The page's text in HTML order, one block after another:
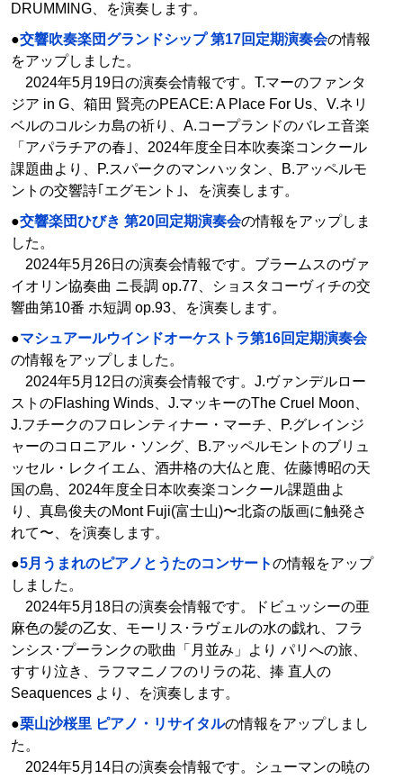
DRUMMING、を演奏します。
●交響吹奏楽団グランドシップ 第17回定期演奏会の情報
をアップしました。
2024年5月19日の演奏会情報です。T.マーのファンタ
ジア in G、箱田 賢亮のPEACE: A Place For Us、V.ネリ
ベルのコルシカ島の祈り、A.コープランドのバレエ音楽
「アパラチアの春｣、2024年度全日本吹奏楽コンクール
課題曲より、P.スパークのマンハッタン、B.アッペルモ
ントの交響詩｢エグモント｣、を演奏します。
●交響楽団ひびき 第20回定期演奏会の情報をアップしま
した。
2024年5月26日の演奏会情報です。ブラームスのヴァ
イオリン協奏曲 ニ長調 op.77、ショスタコーヴィチの交
響曲第10番 ホ短調 op.93、を演奏します。
●マシュアールウインドオーケストラ第16回定期演奏会
の情報をアップしました。
2024年5月12日の演奏会情報です。J.ヴァンデルロー
ストのFlashing Winds、J.マッキーのThe Cruel Moon、
J.フチークのフロレンティナー・マーチ、P.グレインジ
ャーのコロニアル・ソング、B.アッペルモントのブリュ
ッセル・レクイエム、酒井格の大仏と鹿、佐藤博昭の天
国の島、2024年度全日本吹奏楽コンクール課題曲よ
り、真島俊夫のMont Fuji(富士山)〜北斎の版画に触発さ
れて〜、を演奏します。
●5月うまれのピアノとうたのコンサートの情報をアップ
しました。
2024年5月18日の演奏会情報です。ドビュッシーの亜
麻色の髪の乙女、モーリス･ラヴェルの水の戯れ、フラ
ンシス･プーランクの歌曲「月並み」より パリへの旅、
すすり泣き、ラフマニノフのリラの花、捧 直人の
Seaquences より、を演奏します。
●栗山沙桜里 ピアノ・リサイタルの情報をアップしまし
た。
2024年5月14日の演奏会情報です。シューマンの暁の